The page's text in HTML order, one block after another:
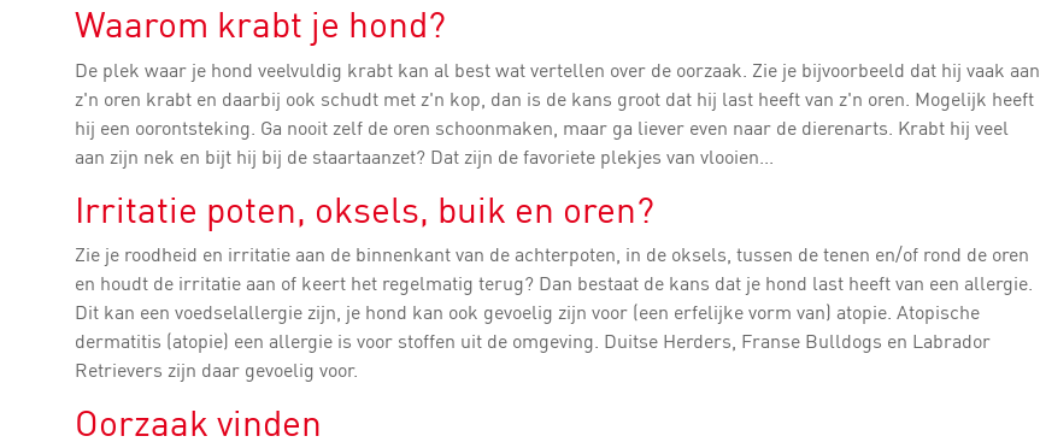
Waarom krabt je hond?
De plek waar je hond veelvuldig krabt kan al best wat vertellen over de oorzaak. Zie je bijvoorbeeld dat hij vaak aan
z'n oren krabt en daarbij ook schudt met z'n kop, dan is de kans groot dat hij last heeft van z'n oren. Mogelijk heeft
hij een oorontsteking. Ga nooit zelf de oren schoonmaken, maar ga liever even naar de dierenarts. Krabt hij veel
aan zijn nek en bijt hij bij de staartaanzet? Dat zijn de favoriete plekjes van vlooien...
Irritatie poten, oksels, buik en oren?
Zie je roodheid en irritatie aan de binnenkant van de achterpoten, in de oksels, tussen de tenen en/of rond de oren
en houdt de irritatie aan of keert het regelmatig terug? Dan bestaat de kans dat je hond last heeft van een allergie.
Dit kan een voedselallergie zijn, je hond kan ook gevoelig zijn voor (een erfelijke vorm van) atopie. Atopische
dermatitis (atopie) een allergie is voor stoffen uit de omgeving. Duitse Herders, Franse Bulldogs en Labrador
Retrievers zijn daar gevoelig voor.
Oorzaak vinden